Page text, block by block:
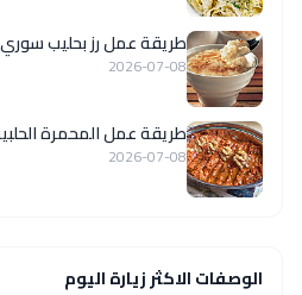
طريقة عمل رز بحليب سوري بـ 5
2026-07-08
طريقة عمل المحمرة
2026-07-08
الوصفات الاكثر زيارة اليوم